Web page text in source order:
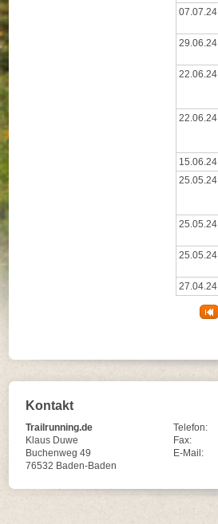
07.07.24
29.06.24
22.06.24
22.06.24
15.06.24
25.05.24
25.05.24
25.05.24
27.04.24
Kontakt
Trailrunning.de
Klaus Duwe
Buchenweg 49
76532 Baden-Baden
Telefon:
Fax:
E-Mail: